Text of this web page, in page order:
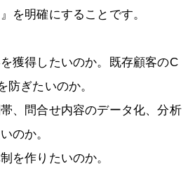
を明確にすることです。
獲得したいのか。既存顧客のC
防ぎたいのか。
、問合せ内容のデータ化、分析
のか。
を作りたいのか。